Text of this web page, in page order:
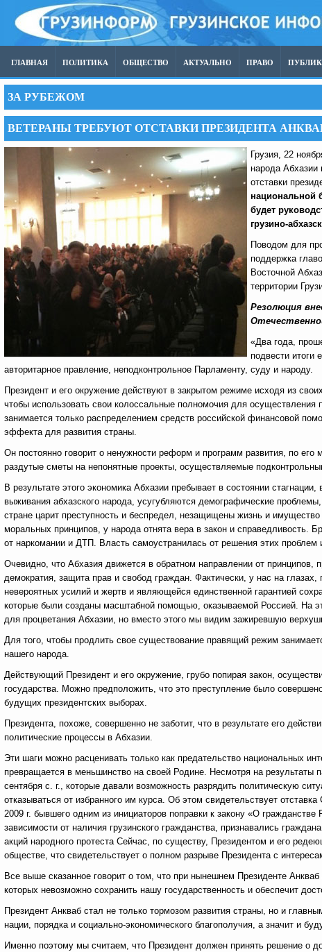
ГЛАВНАЯ ПОЛИТИКА ОБЩЕСТВО АКТУАЛЬНО ПРАВО
ЗА РУБЕЖОМ
ВЕТЕРАНЫ ТРЕБУЮТ ОТСТАВКИ ПРЕЗИДЕНТА
Грузия, 22
народа Абхазии
отставки
национальной
будет
грузино-
Поводом для
поддержка
Восточной
территории
Резолюция
«Два года,
подвести итоги
авторитарное правление, неподконтрольное Парламенту, суду и народу.
Президент и его окружение действуют в закрытом режиме исходя из
чтобы использовать свои колоссальные полномочия для
занимается только распределением средств российской финансовой
эффекта для развития страны.
Он постоянно говорит о ненужности реформ и программ развития, по
раздутые сметы на непонятные проекты, осуществляемые
В результате этого экономика Абхазии пребывает в состоянии
выживания абхазского народа, усугубляются демографические
стране царит преступность и беспредел, незащищены жизнь и
моральных принципов, у народа отнята вера в закон и
от наркомании и ДТП. Власть самоустранилась от решения этих проблем
Очевидно, что Абхазия движется в обратном направлении от принципов,
демократия, защита прав и свобод граждан. Фактически, у нас на
невероятных усилий и жертв и являющейся единственной гарантией
которые были созданы масштабной помощью, оказываемой Россией. На
для процветания Абхазии, но вместо этого мы видим зажиревшую
Для того, чтобы продлить свое существование правящий режим
нашего народа.
Действующий Президент и его окружение, грубо попирая закон,
государства. Можно предположить, что это преступление было
будущих президентских выборах.
Президента, похоже, совершенно не заботит, что в результате его
политические процессы в Абхазии.
Эти шаги можно расценивать только как предательство национальных
превращается в меньшинство на своей Родине. Несмотря на результаты
сентября с. г., которые давали возможность разрядить политическую
отказываться от избранного им курса. Об этом свидетельствует
2009 г. бывшего одним из инициаторов поправки к закону «О
зависимости от наличия грузинского гражданства, признавались
акций народного протеста Сейчас, по существу, Президентом и его
обществе, что свидетельствует о полном разрыве Президента с
Все выше сказанное говорит о том, что при нынешнем Президенте
которых невозможно сохранить нашу государственность и обеспечит
Президент Анкваб стал не только тормозом развития страны, но и
нации, порядка и социально-экономического благополучия, а значит и
Именно поэтому мы считаем, что Президент должен принять решение о